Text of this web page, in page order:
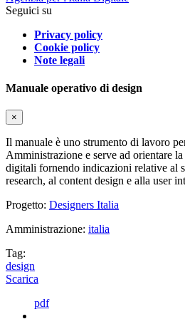
Seguici su
Privacy policy
Cookie policy
Note legali
Manuale operativo di design
×
Il manuale è uno strumento di lavoro
Amministrazione e serve ad orientare
digitali fornendo indicazioni relative al
research, al content design e alla user
Progetto: Designers Italia
Amministrazione: italia
Tag:
design
Scarica
pdf